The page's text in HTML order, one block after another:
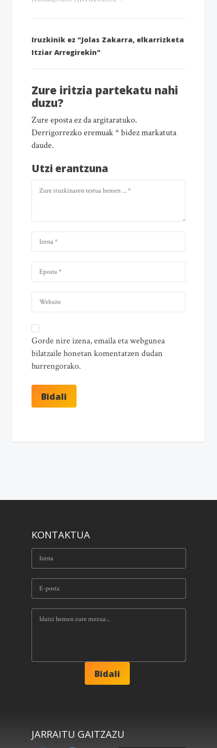
Iruzkinik ez "Jolas Zakarra, elkarrizketa
Itziar Arregirekin"
Zure iritzia partekatu nahi
duzu?
Zure eposta ez da argitaratuko.
Derrigorrezko eremuak * bidez markatuta
daude.
Utzi erantzuna
Gorde nire izena, emaila eta webgunea
bilatzaile honetan komentatzen dudan
hurrengorako.
KONTAKTUA
JARRAITU GAITZAZU